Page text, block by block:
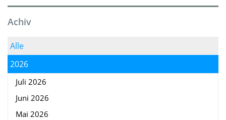
Achiv
Alle
2026
Juli 2026
Juni 2026
Mai 2026